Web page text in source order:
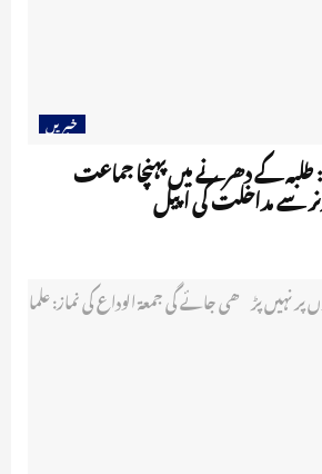
خبریں
طلبہ کے دھرنے میں پہنچا جماعت
سے مداخلت کی اپیل